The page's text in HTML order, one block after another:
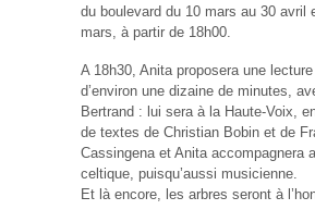
du boulevard du 10 mars au 30 avril
mars, à partir de 18h00.
A 18h30, Anita proposera une lecture
d’environ une dizaine de minutes,
Bertrand : lui sera à la Haute-Voix,
de textes de Christian Bobin et de
Cassingena et Anita accompagnera
celtique, puisqu’aussi musicienne.
Et là encore, les arbres seront à